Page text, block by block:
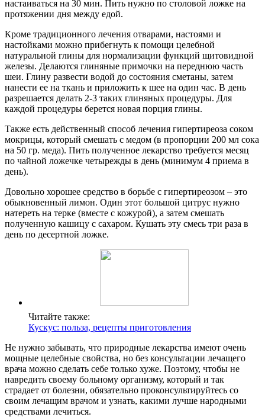
настаиваться на 30 мин. Пить нужно по столовой ложке на
протяжении дня между едой.
Кроме традиционного лечения отварами, настоями и
настойками можно прибегнуть к помощи целебной
натуральной глины для нормализации функций щитовидной
железы. Делаются глиняные примочки на переднюю часть
шеи. Глину развести водой до состояния сметаны, затем
нанести ее на ткань и приложить к шее на один час. В день
разрешается делать 2-3 таких глиняных процедуры. Для
каждой процедуры берется новая порция глины.
Также есть действенный способ лечения гипертиреоза соком
мокрицы, который смешать с медом (в пропорции 200 мл сока
на 50 гр. меда). Пить полученное лекарство требуется месяц
по чайной ложечке четырежды в день (минимум 4 приема в
день).
Довольно хорошее средство в борьбе с гипертиреозом – это
обыкновенный лимон. Один этот большой цитрус нужно
натереть на терке (вместе с кожурой), а затем смешать
полученную кашицу с сахаром. Кушать эту смесь три раза в
день по десертной ложке.
Читайте также:
Кускус: польза, рецепты приготовления
Не нужно забывать, что природные лекарства имеют очень
мощные целебные свойства, но без консультации лечащего
врача можно сделать себе только хуже. Поэтому, чтобы не
навредить своему больному организму, который и так
страдает от болезни, обязательно проконсультируйтесь со
своим лечащим врачом и узнать, какими лучше народными
средствами лечиться.